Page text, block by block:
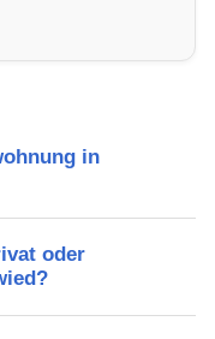
Schulen,
in
oder